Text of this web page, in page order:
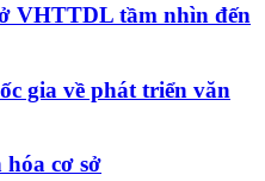
VHTTDL tầm nhìn đến
gia về phát triển văn
cơ sở